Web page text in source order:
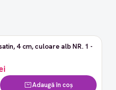
4 cm, culoare alb NR. 1 -
Adaugă în coș